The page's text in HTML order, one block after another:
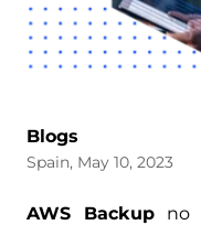
Blogs
Spain, May 10, 2023
AWS Backup no